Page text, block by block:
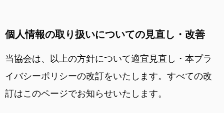
個人情報の取り扱いについての見直し・改善
当協会は、以上の方針について適宜見直し・本プラ
イバシーポリシーの改訂をいたします。すべての改
訂はこのページでお知らせいたします。